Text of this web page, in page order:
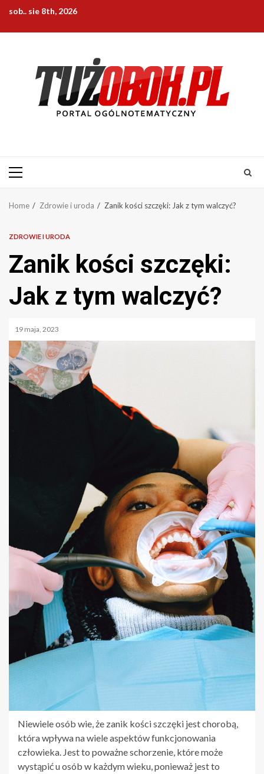
content
sob.. sie 8th, 2026
Primary
Home Zdrowie i uroda Zanik kości szczęki: Jak z tym walczyć?
ZDROWIE I URODA
Zanik kości szczęki:
Jak z tym walczyć?
19 maja, 2023
Niewiele osób wie, że zanik kości szczęki jest chorobą,
która wpływa na wiele aspektów funkcjonowania
człowieka. Jest to poważne schorzenie, które może
wystąpić u osób w każdym wieku, ponieważ jest to